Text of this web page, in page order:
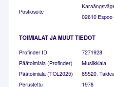
Postiosoite
02610 Espoo
TOIMIALAT JA MUUT TIEDOT
Profinder ID
7271928
Päätoimiala (Profinder)
Musiikkiala
Päätoimiala (TOL2025)
85520.
Perustettu
1978